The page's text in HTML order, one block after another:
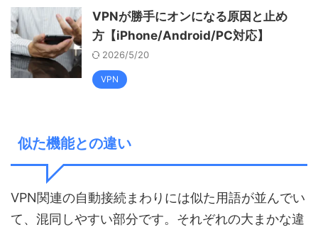
VPNが勝手にオンになる原因と止め
方【iPhone/Android/PC対応】
2026/5/20
VPN
似た機能との違い
VPN関連の自動接続まわりには似た用語が並んでい
て、混同しやすい部分です。それぞれの大まかな違